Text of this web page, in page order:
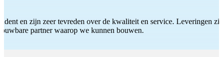
en zijn zeer tevreden over de kwaliteit en service. Leveringen
partner waarop we kunnen bouwen.